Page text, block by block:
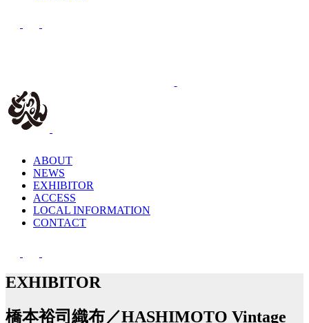
ABOUT
NEWS
EXHIBITOR
ACCESS
LOCAL INFORMATION
CONTACT
EXHIBITOR
橋本裕司織布／HASHIMOTO Vintage